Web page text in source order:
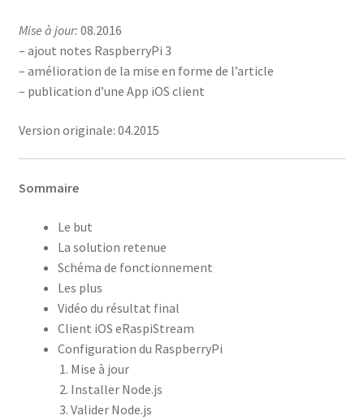
Mise à jour: 08.2016
– ajout notes RaspberryPi 3
– amélioration de la mise en forme de l’article
– publication d’une App iOS client
Version originale: 04.2015
Sommaire
Le but
La solution retenue
Schéma de fonctionnement
Les plus
Vidéo du résultat final
Client iOS eRaspiStream
Configuration du RaspberryPi
Mise à jour
Installer Node.js
Valider Node.js